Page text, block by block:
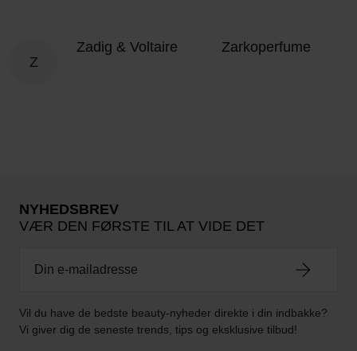
Z
Zadig & Voltaire Zarkoperfume
NYHEDSBREV
VÆR DEN FØRSTE TIL AT VIDE DET
Vil du have de bedste beauty-nyheder direkte i din indbakke?
Vi giver dig de seneste trends, tips og eksklusive tilbud!